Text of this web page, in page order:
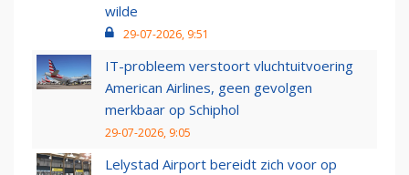
wilde
29-07-2026, 9:51
IT-probleem verstoort vluchtuitvoering
American Airlines, geen gevolgen
merkbaar op Schiphol
29-07-2026, 9:05
Lelystad Airport bereidt zich voor op